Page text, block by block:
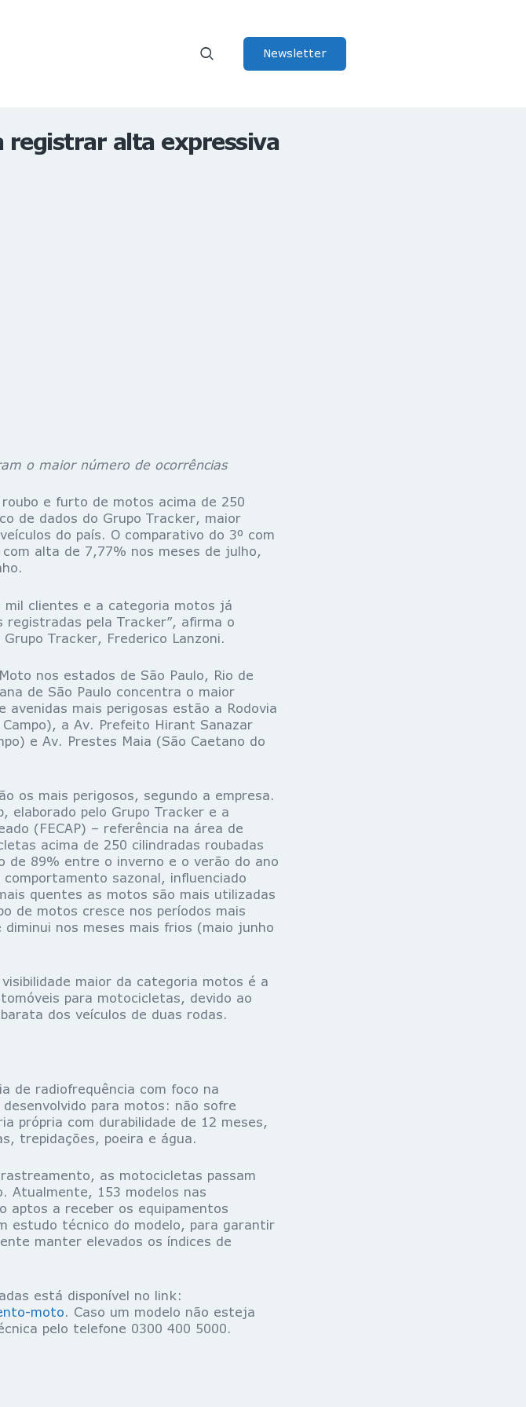
Newsletter
registrar alta expressiva
o maior número de ocorrências
e furto de motos acima de 250
de dados do Grupo Tracker, maior
do país. O comparativo do 3º com
alta de 7,77% nos meses de julho,
clientes e a categoria motos já
pela Tracker”, afirma o
Tracker, Frederico Lanzoni.
nos estados de São Paulo, Rio de
de São Paulo concentra o maior
mais perigosas estão a Rodovia
a Av. Prefeito Hirant Sanazar
e Av. Prestes Maia (São Caetano do
mais perigosos, segundo a empresa.
elaborado pelo Grupo Tracker e a
(FECAP) – referência na área de
acima de 250 cilindradas roubadas
de 89% entre o inverno e o verão do ano
comportamento sazonal, influenciado
quentes as motos são mais utilizadas
de motos cresce nos períodos mais
nos meses mais frios (maio junho
maior da categoria motos é a
para motocicletas, devido ao
dos veículos de duas rodas.
de radiofrequência com foco na
para motos: não sofre
própria com durabilidade de 12 meses,
trepidações, poeira e água.
as motocicletas passam
Atualmente, 153 modelos nas
aptos a receber os equipamentos
estudo técnico do modelo, para garantir
manter elevados os índices de
está disponível no link:
moto. Caso um modelo não esteja
pelo telefone 0300 400 5000.